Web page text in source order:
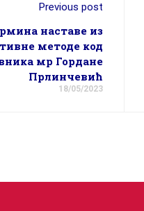
Previous post
наставе из
методе код
мр Гордане
Прлинчевић
18/05/2023